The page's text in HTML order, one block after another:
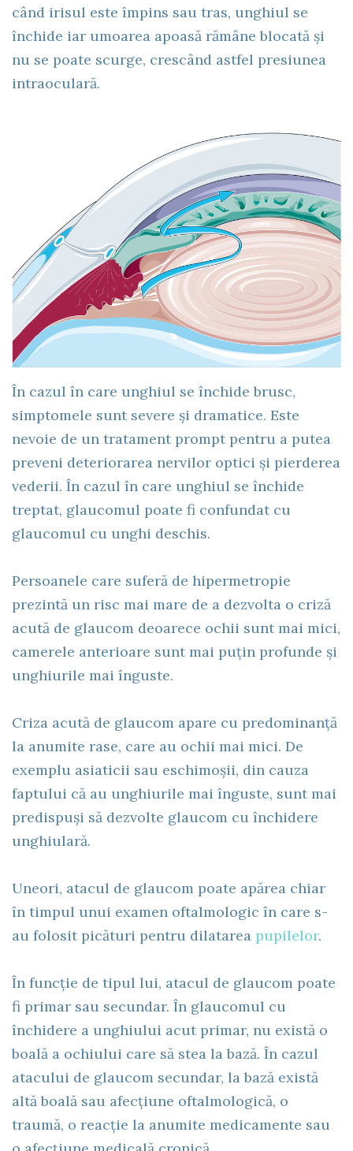
când irisul este împins sau tras, unghiul se
închide iar umoarea apoasă rămâne blocată și
nu se poate scurge, crescând astfel presiunea
intraoculară.
În cazul în care unghiul se închide brusc,
simptomele sunt severe și dramatice. Este
nevoie de un tratament prompt pentru a putea
preveni deteriorarea nervilor optici și pierderea
vederii. În cazul în care unghiul se închide
treptat, glaucomul poate fi confundat cu
glaucomul cu unghi deschis.
Persoanele care suferă de hipermetropie
prezintă un risc mai mare de a dezvolta o criză
acută de glaucom deoarece ochii sunt mai mici,
camerele anterioare sunt mai puțin profunde și
unghiurile mai înguste.
Criza acută de glaucom apare cu predominanță
la anumite rase, care au ochii mai mici. De
exemplu asiaticii sau eschimoșii, din cauza
faptului că au unghiurile mai înguste, sunt mai
predispuși să dezvolte glaucom cu închidere
unghiulară.
Uneori, atacul de glaucom poate apărea chiar
în timpul unui examen oftalmologic în care s-
au folosit picături pentru dilatarea pupilelor.
În funcție de tipul lui, atacul de glaucom poate
fi primar sau secundar. În glaucomul cu
închidere a unghiului acut primar, nu există o
boală a ochiului care să stea la bază. În cazul
atacului de glaucom secundar, la bază există
altă boală sau afecțiune oftalmologică, o
traumă, o reacție la anumite medicamente sau